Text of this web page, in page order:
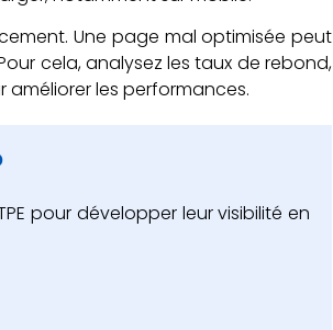
Une page mal optimisée peut
cela, analysez les taux de rebond,
améliorer les performances.
pour développer leur visibilité en